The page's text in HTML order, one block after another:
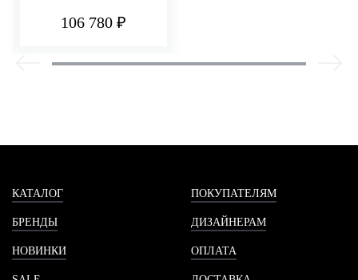
ДЛЯ ДУША НА 2
106 780 ₽
КАТАЛОГ
БРЕНДЫ
НОВИНКИ
ПОКУПАТЕЛЯМ
ДИЗАЙНЕРАМ
ОПЛАТА